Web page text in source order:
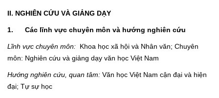
II. NGHIÊN CỨU VÀ GIẢNG DẠY
1. Các lĩnh vực chuyên môn và hướng nghiên cứu
Lĩnh vực chuyên môn: Khoa học xã hội và Nhân văn; Chuyên
môn: Nghiên cứu và giảng dạy văn học Việt Nam
Hướng nghiên cứu , quan tâm: Văn học Việt Nam cận đại và hiện
đại; Tự sự học